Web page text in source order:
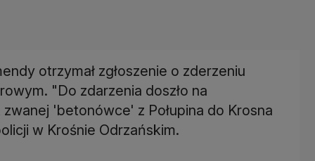
otrzymał zgłoszenie o zderzeniu
"Do zdarzenia doszło na
'betonówce' z Połupina do Krosna
w Krośnie Odrzańskim.